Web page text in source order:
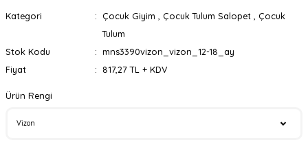
Kategori Çocuk Giyim Çocuk Tulum Salopet
Çocuk
Tulum
Stok Kodu
mns3390vizon_vizon_12-18_ay
Fiyat
817,27 TL + KDV
Ürün Rengi